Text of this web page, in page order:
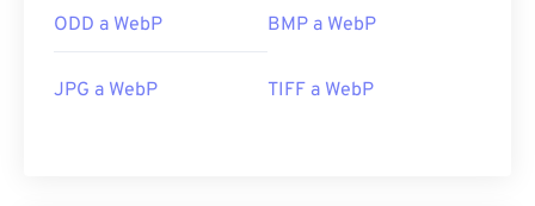
ODD a WebP BMP a WebP
JPG a WebP TIFF a WebP